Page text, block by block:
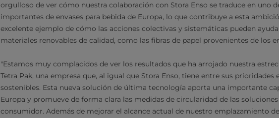
orgulloso de ver cómo nuestra colaboración con Stora Enso se traduce en uno
importantes de envases para bebida de Europa, lo que contribuye a esta
excelente ejemplo de cómo las acciones colectivas y sistemáticas pueden
materiales renovables de calidad, como las fibras de papel provenientes de los
"Estamos muy complacidos de ver los resultados que ha arrojado nuestra
Tetra Pak, una empresa que, al igual que Stora Enso, tiene entre sus prioridades
sostenibles. Esta nueva solución de última tecnología aporta una importante
Europa y promueve de forma clara las medidas de circularidad de las soluciones
consumidor. Además de mejorar el alcance actual de nuestro emplazamiento